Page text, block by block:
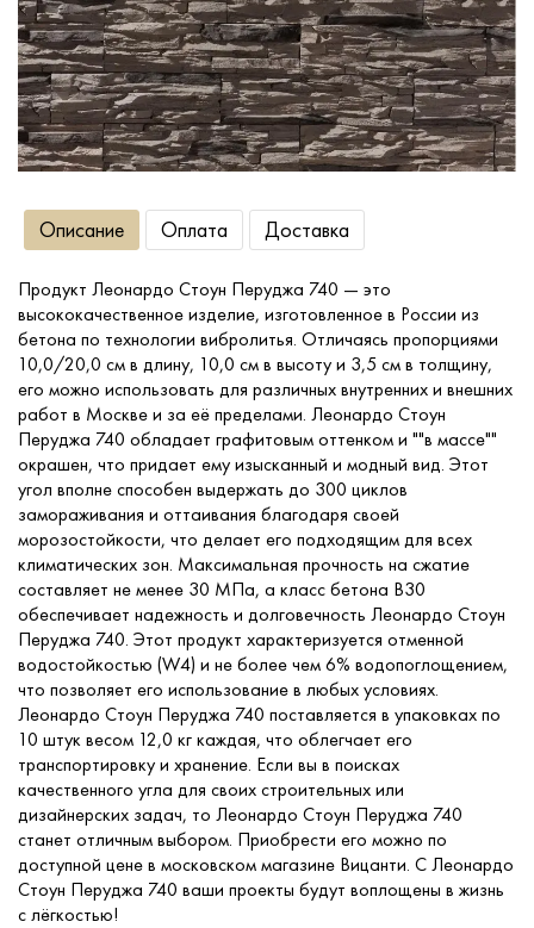
Сопутствующие товары
О компании
Услуги
Оплата
Портфолио
Доставка
Контакты
Описание Оплата Доставка
Продукт Леонардо Стоун Перуджа 740 — это
высококачественное изделие, изготовленное в России из
бетона по технологии вибролитья. Отличаясь пропорциями
10,0/20,0 см в длину, 10,0 см в высоту и 3,5 см в толщину,
его можно использовать для различных внутренних и внешних
работ в Москве и за её пределами. Леонардо Стоун
Перуджа 740 обладает графитовым оттенком и ""в массе""
окрашен, что придает ему изысканный и модный вид. Этот
угол вполне способен выдержать до 300 циклов
замораживания и оттаивания благодаря своей
морозостойкости, что делает его подходящим для всех
климатических зон. Максимальная прочность на сжатие
составляет не менее 30 МПа, а класс бетона B30
обеспечивает надежность и долговечность Леонардо Стоун
Перуджа 740. Этот продукт характеризуется отменной
водостойкостью (W4) и не более чем 6% водопоглощением,
что позволяет его использование в любых условиях.
Леонардо Стоун Перуджа 740 поставляется в упаковках по
10 штук весом 12,0 кг каждая, что облегчает его
транспортировку и хранение. Если вы в поисках
качественного угла для своих строительных или
дизайнерских задач, то Леонардо Стоун Перуджа 740
станет отличным выбором. Приобрести его можно по
доступной цене в московском магазине Вицанти. С Леонардо
Стоун Перуджа 740 ваши проекты будут воплощены в жизнь
с лёгкостью!